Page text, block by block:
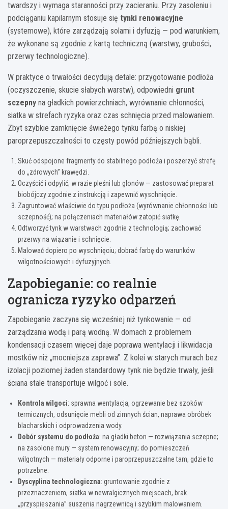
twardszy i wymaga staranności przy zacieraniu. Przy zasoleniu i
podciąganiu kapilarnym stosuje się tynki renowacyjne
(systemowe), które zarządzają solami i dyfuzją — pod warunkiem,
że wykonane są zgodnie z kartą techniczną (warstwy, grubości,
przerwy technologiczne).
W praktyce o trwałości decydują detale: przygotowanie podłoża
(oczyszczenie, skucie słabych warstw), odpowiedni grunt
sczepny na gładkich powierzchniach, wyrównanie chłonności,
siatka w strefach ryzyka oraz czas schnięcia przed malowaniem.
Zbyt szybkie zamknięcie świeżego tynku farbą o niskiej
paroprzepuszczalności to częsty powód późniejszych bąbli.
Skuć odspojone fragmenty do stabilnego podłoża i poszerzyć strefę
do „zdrowych” krawędzi.
Oczyścić i odpylić; w razie pleśni lub glonów — zastosować preparat
biobójczy zgodnie z instrukcją i zapewnić wyschnięcie.
Zagruntować właściwie do typu podłoża (wyrównanie chłonności lub
sczepność); na połączeniach materiałów zatopić siatkę.
Odtworzyć tynk w warstwach zgodnie z technologią; zachować
przerwy na wiązanie i schnięcie.
Malować dopiero po wyschnięciu; dobrać farbę do warunków
wilgotnościowych i dyfuzyjnych.
Zapobieganie: co realnie
ogranicza ryzyko odparzeń
Zapobieganie zaczyna się wcześniej niż tynkowanie — od
zarządzania wodą i parą wodną. W domach z problemem
kondensacji czasem więcej daje poprawa wentylacji i likwidacja
mostków niż „mocniejsza zaprawa”. Z kolei w starych murach bez
izolacji poziomej żaden standardowy tynk nie będzie trwały, jeśli
ściana stale transportuje wilgoć i sole.
Kontrola wilgoci: sprawna wentylacja, ogrzewanie bez szoków
termicznych, odsunięcie mebli od zimnych ścian, naprawa obróbek
blacharskich i odprowadzenia wody.
Dobór systemu do podłoża: na gładki beton — rozwiązania sczepne;
na zasolone mury — system renowacyjny; do pomieszczeń
wilgotnych — materiały odporne i paroprzepuszczalne tam, gdzie to
potrzebne.
Dyscyplina technologiczna: gruntowanie zgodnie z
przeznaczeniem, siatka w newralgicznych miejscach, brak
„przyspieszania” suszenia nagrzewnicą i szybkim malowaniem.